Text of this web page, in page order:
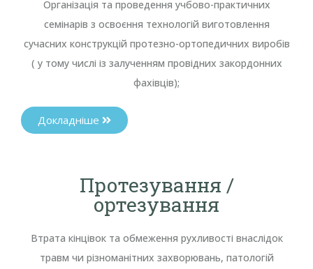
Організація та проведення учбово-практичних
семінарів з освоєння технологій виготовлення
сучасних конструкцій протезно-ортопедичних виробів
( у тому числі із залученням провідних закордонних
фахівців);
Докладніше
Протезування /
ортезування
Втрата кінцівок та обмеження рухливості внаслідок
травм чи різноманітних захворювань, патологій